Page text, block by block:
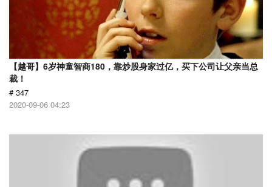
【越哥】6岁神童智商180，靠炒股身家过亿，买下公司让父亲当总
裁！
# 347
2020-09-06 04:23